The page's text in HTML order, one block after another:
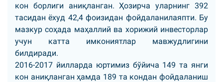
кон борлиги аниқланган. Ҳозирча уларнинг 392
тасидан ёхуд 42,4 фоизидан фойдаланилаяпти. Бу
мазкур соҳада маҳаллий ва хорижий инвесторлар
учун катта имкониятлар мавжудлигини
билдиради.
2016-2017 йилларда юртимиз бўйича 149 та янги
кон аниқланган ҳамда 189 та кондан фойдаланиш